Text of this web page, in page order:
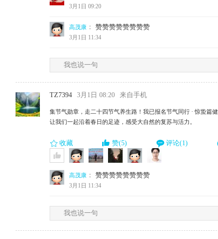
3月1日 09:20
高茂康 ： 赞赞赞赞赞赞赞赞
3月1日 11:34
我也说一句
TZ7394 3月1日 08:20 来自手机
集节气勋章，走二十四节气养生路！我已报名节气同行 · 惊蛰篇
让我们一起沿着春日的足迹，感受大自然的复苏与活力。
收藏 赞(5) 评论(1)
高茂康 ： 赞赞赞赞赞赞赞赞
3月1日 11:34
我也说一句